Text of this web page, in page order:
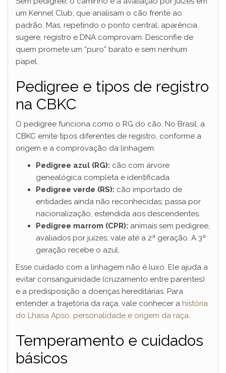
um Kennel Club, que analisam o cão frente ao
padrão. Mas, repetindo o ponto central: aparência
sugere, registro e DNA comprovam. Desconfie de
quem promete um “puro” barato e sem nenhum
papel.
Pedigree e tipos de registro
na CBKC
O pedigree funciona como o RG do cão. No Brasil, a
CBKC emite tipos diferentes de registro, conforme a
origem e a comprovação da linhagem:
Pedigree azul (RG): cão com árvore
genealógica completa e identificada.
Pedigree verde (RS): cão importado de
entidades ainda não reconhecidas; passa por
nacionalização, estendida aos descendentes.
Pedigree marrom (CPR): animais sem pedigree,
avaliados por juízes; vale até a 2ª geração. A 3ª
geração recebe o azul.
Esse cuidado com a linhagem não é luxo. Ele ajuda a
evitar consanguinidade (cruzamento entre parentes)
e a predisposição a doenças hereditárias. Para
entender a trajetória da raça, vale conhecer a história
do Lhasa Apso, personalidade e origem da raça.
Temperamento e cuidados
básicos